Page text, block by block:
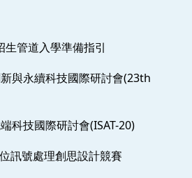
生管道入學準備指引
與永續科技國際研討會(23th
科技國際研討會(ISAT-20)
訊號處理創思設計競賽